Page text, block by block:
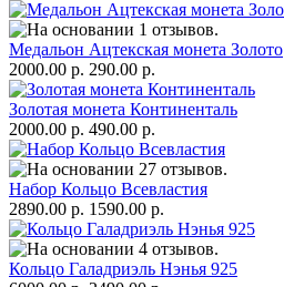
Медальон Ацтекская монета Золото
2000.00 р. 290.00 р.
Золотая монета Континенталь
2000.00 р. 490.00 р.
Набор Кольцо Всевластия
2890.00 р. 1590.00 р.
Кольцо Галадриэль Нэнья 925